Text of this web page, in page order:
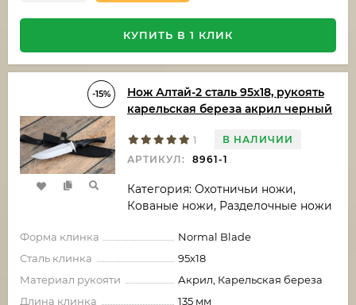
КУПИТЬ В 1 КЛИК
-15%
Нож Алтай-2 сталь 95х18, рукоять
карельская береза акрил черный
1
В НАЛИЧИИ
АРТИКУЛ:
8961-1
Категория: Охотничьи ножи,
Кованые ножи, Разделочные ножи
Форма клинка
Normal Blade
Сталь клинка
95х18
Материал рукояти
Акрил, Карельская береза
Длина клинка
135 мм